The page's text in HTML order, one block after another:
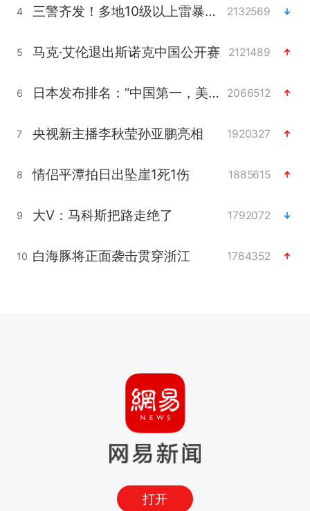
4 三警齐发！多地10级以上雷暴大风 2132569
5 马克·艾伦退出斯诺克中国公开赛 2121489
6 日本发布排名：“中国第一，美日德韩英法居后” 2066512
7 央视新主播李秋莹孙亚鹏亮相 1920327
8 情侣平潭拍日出坠崖1死1伤 1885615
9 大V：马科斯把路走绝了 1792072
10 白海豚将正面袭击贯穿浙江 1764352
打开